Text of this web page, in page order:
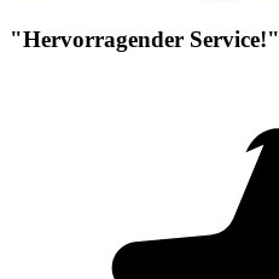
"Hervorragender Service!"